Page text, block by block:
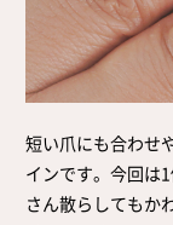
爪美容液
歴史
取扱店舗
個人情報保護
サイト規約
サイトマップ
短い爪にも合わせ
インです。今回は
さん散らしてもか